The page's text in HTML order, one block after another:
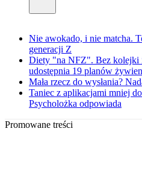
Nie awokado, i nie matcha.
generacji Z
Diety "na NFZ". Bez kolejki
udostępnia 19 planów
Mała rzecz do wysłania?
Taniec z aplikacjami mniej
Psycholożka odpowiada
Promowane treści